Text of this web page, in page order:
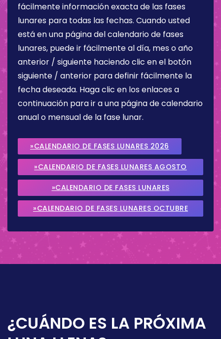
fácilmente información exacta de las fases
lunares para todas las fechas. Cuando usted
está en una página del calendario de fases
lunares, puede ir fácilmente al día, mes o año
anterior / siguiente haciendo clic en el botón
siguiente / anterior para definir fácilmente la
fecha deseada. Haga clic en los enlaces a
continuación para ir a una página de calendario
anual o mensual de la fase lunar.
»CALENDARIO DE FASES LUNARES 2026
»CALENDARIO DE FASES LUNARES AGOSTO
2026
»CALENDARIO DE FASES LUNARES
SEPTIEMBRE 2026
»CALENDARIO DE FASES LUNARES OCTUBRE
¿CUÁNDO ES LA PRÓXIMA